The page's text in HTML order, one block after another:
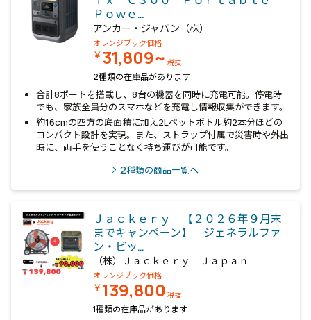
Ｐｏｗｅ…
アンカー・ジャパン（株）
オレンジブック価格
￥31,809~ 税抜
2種類の在庫品があります
合計8ポートを搭載し、8台の機器を同時に充電可能。停電時
でも、家族全員分のスマホなどを充電し情報収集ができます。
約16cmの四方の底面積に加え2Lペットボトル約2本分ほどの
コンパクト設計を実現。また、ストラップ付属で災害時や外出
時に、両手を使うことなく持ち運びが可能です。
2種類の商品一覧へ
Ｊａｃｋｅｒｙ 【２０２６年９月末
までキャンペーン】 ジェネラルファ
ン・ビッ…
（株）Ｊａｃｋｅｒｙ Ｊａｐａｎ
オレンジブック価格
￥139,800 税抜
1種類の在庫品があります